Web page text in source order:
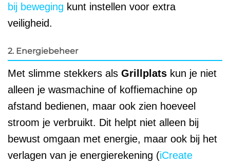
bij beweging kunt instellen voor extra
veiligheid.
2. Energiebeheer
Met slimme stekkers als Grillplats kun je niet
alleen je wasmachine of koffiemachine op
afstand bedienen, maar ook zien hoeveel
stroom je verbruikt. Dit helpt niet alleen bij
bewust omgaan met energie, maar ook bij het
verlagen van je energierekening (iCreate